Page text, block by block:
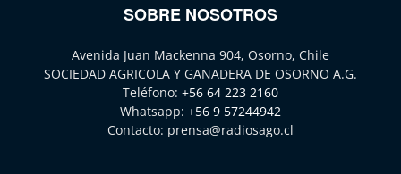
SOBRE NOSOTROS
Avenida Juan Mackenna 904, Osorno, Chile
SOCIEDAD AGRICOLA Y GANADERA DE OSORNO A.G.
Teléfono: +56 64 223 2160
Whatsapp: +56 9 57244942
Contacto: prensa@radiosago.cl